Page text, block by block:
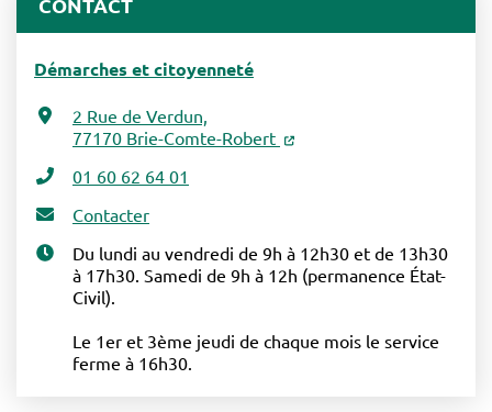
Démarches et citoyenneté
2 Rue de Verdun,
77170 Brie-Comte-Robert
01 60 62 64 01
Contacter
Du lundi au vendredi de 9h à 12h30 et de 13h30
à 17h30. Samedi de 9h à 12h (permanence État-
Civil).
Le 1er et 3ème jeudi de chaque mois le service
ferme à 16h30.